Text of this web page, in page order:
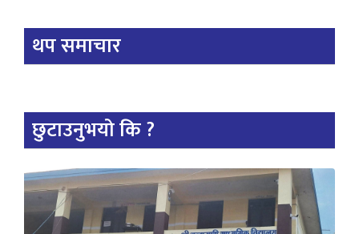
थप समाचार
छुटाउनुभयो कि ?